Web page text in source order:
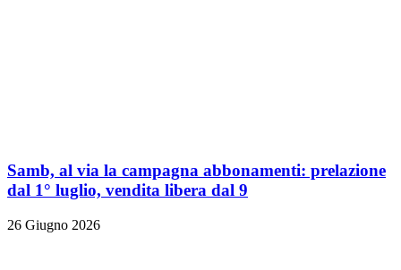
Samb, al via la campagna abbonamenti: prelazione
dal 1° luglio, vendita libera dal 9
26 Giugno 2026